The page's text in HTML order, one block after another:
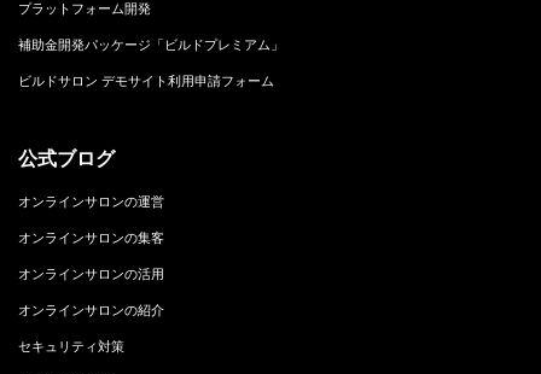
プラットフォーム開発
補助金開発パッケージ「ビルドプレミアム」
ビルドサロン デモサイト利用申請フォーム
公式ブログ
オンラインサロンの運営
オンラインサロンの集客
オンラインサロンの活用
オンラインサロンの紹介
セキュリティ対策